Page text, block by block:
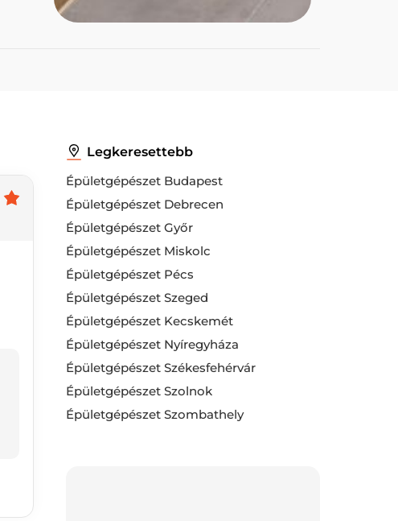
Legkeresettebb
Épületgépészet Budapest
Épületgépészet Debrecen
Épületgépészet Győr
Épületgépészet Miskolc
Épületgépészet Pécs
Épületgépészet Szeged
Épületgépészet Kecskemét
Épületgépészet Nyíregyháza
Épületgépészet Székesfehérvár
Épületgépészet Szolnok
Épületgépészet Szombathely